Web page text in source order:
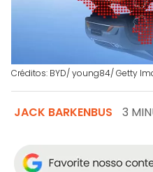
Créditos: BYD/ young84/ Getty
JACK BARKENBUS 3